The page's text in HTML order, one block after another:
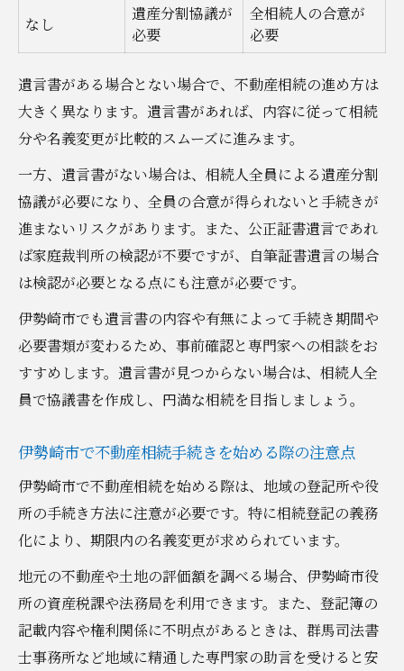
なし
遺産分割協議が
必要
全相続人の合意が
必要
遺言書がある場合とない場合で、不動産相続の進め方は
大きく異なります。遺言書があれば、内容に従って相続
分や名義変更が比較的スムーズに進みます。
一方、遺言書がない場合は、相続人全員による遺産分割
協議が必要になり、全員の合意が得られないと手続きが
進まないリスクがあります。また、公正証書遺言であれ
ば家庭裁判所の検認が不要ですが、自筆証書遺言の場合
は検認が必要となる点にも注意が必要です。
伊勢崎市でも遺言書の内容や有無によって手続き期間や
必要書類が変わるため、事前確認と専門家への相談をお
すすめします。遺言書が見つからない場合は、相続人全
員で協議書を作成し、円満な相続を目指しましょう。
伊勢崎市で不動産相続手続きを始める際の注意点
伊勢崎市で不動産相続を始める際は、地域の登記所や役
所の手続き方法に注意が必要です。特に相続登記の義務
化により、期限内の名義変更が求められています。
地元の不動産や土地の評価額を調べる場合、伊勢崎市役
所の資産税課や法務局を利用できます。また、登記簿の
記載内容や権利関係に不明点があるときは、群馬司法書
士事務所など地域に精通した専門家の助言を受けると安